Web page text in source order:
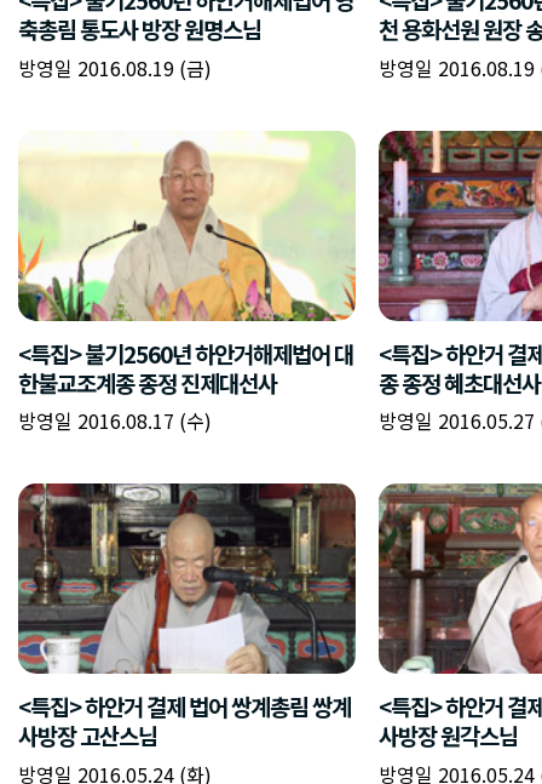
축총림 통도사 방장 원명스님
방영일 2016.08.19 (금)
천 용화선원 원장
방영일 2016.08.19
<특집> 불기2560년 하안거해제법어 대
한불교조계종 종정 진제대선사
방영일 2016.08.17 (수)
<특집> 하안거 결
종 종정 혜초대선사
방영일 2016.05.27
<특집> 하안거 결제 법어 쌍계총림 쌍계
사방장 고산스님
방영일 2016.05.24 (화)
<특집> 하안거 결
사방장 원각스님
방영일 2016.05.24